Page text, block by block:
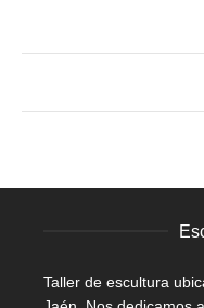
Taller de escultura